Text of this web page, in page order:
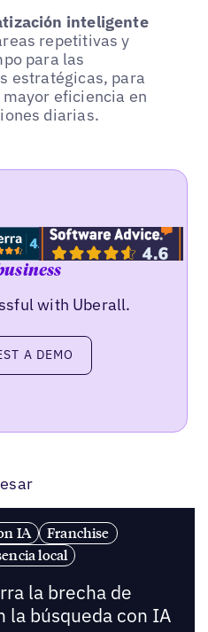
inteligente
repetitivas y
para las
estratégicas, para
eficiencia en
diarias.
with Uberall.
A DEMO
IA
Franchise
local
la brecha de
la búsqueda con IA